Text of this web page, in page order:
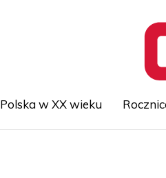
Polska w XX wieku